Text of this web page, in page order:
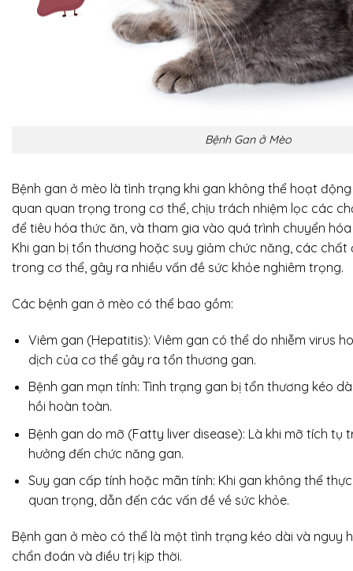
Bệnh Gan ở Mèo
Bệnh gan ở mèo là tình trạng khi gan không thể hoạt
quan quan trọng trong cơ thể, chịu trách nhiệm lọc các
để tiêu hóa thức ăn, và tham gia vào quá trình chuyển
Khi gan bị tổn thương hoặc suy giảm chức năng, các
trong cơ thể, gây ra nhiều vấn đề sức khỏe nghiêm trọng.
Các bệnh gan ở mèo có thể bao gồm:
Viêm gan (Hepatitis): Viêm gan có thể do nhiễm virus
dịch của cơ thể gây ra tổn thương gan.
Bệnh gan mạn tính: Tình trạng gan bị tổn thương kéo
hồi hoàn toàn.
Bệnh gan do mỡ (Fatty liver disease): Là khi mỡ tích tụ
hưởng đến chức năng gan.
Suy gan cấp tính hoặc mãn tính: Khi gan không thể
quan trọng, dẫn đến các vấn đề về sức khỏe.
Bệnh gan ở mèo có thể là một tình trạng kéo dài và nguy
chẩn đoán và điều trị kịp thời.